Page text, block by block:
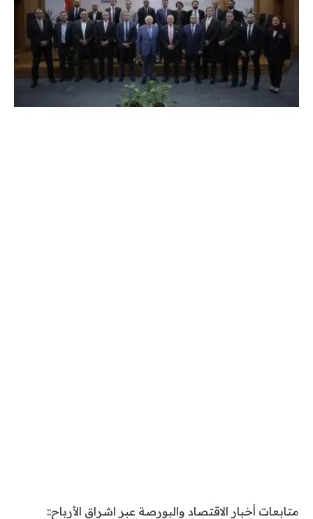
متابعات أخبار الاقتصاد والبورصة عبر اشراق الأرباح::